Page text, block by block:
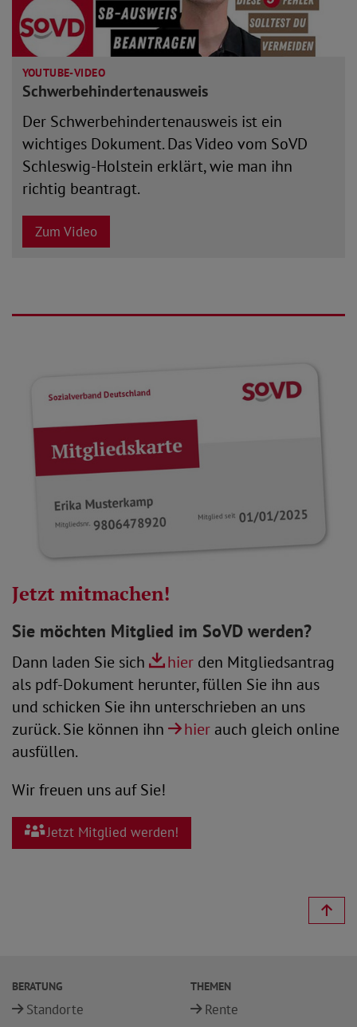
YOUTUBE-VIDEO
Schwerbehindertenausweis
Der Schwerbehindertenausweis ist ein
wichtiges Dokument. Das Video vom SoVD
Schleswig-Holstein erklärt, wie man ihn
richtig beantragt.
Zum Video
Jetzt mitmachen!
Sie möchten Mitglied im SoVD werden?
Dann laden Sie sich hier den Mitgliedsantrag
als pdf-Dokument herunter, füllen Sie ihn aus
und schicken Sie ihn unterschrieben an uns
zurück. Sie können ihn
hier auch gleich online
ausfüllen.
Wir freuen uns auf Sie!
Jetzt Mitglied werden!
BERATUNG
Standorte
THEMEN
Rente